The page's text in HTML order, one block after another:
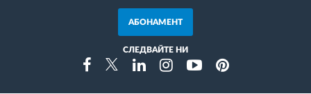
АБОНАМЕНТ
СЛЕДВАЙТЕ НИ
FacebookTwitterLinkedinInstragramYoutubePinterest